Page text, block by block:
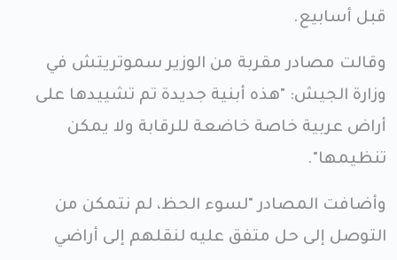
قبل أسابيع.
وقالت مصادر مقربة من الوزير سموتريتش في
وزارة الجيش: "هذه أبنية جديدة تم تشييدها على
أراض عربية خاصة خاضعة للرقابة ولا يمكن
تنظيمها".
وأضافت المصادر "لسوء الحظ، لم نتمكن من
التوصل إلى حل متفق عليه لنقلهم إلى أراضي